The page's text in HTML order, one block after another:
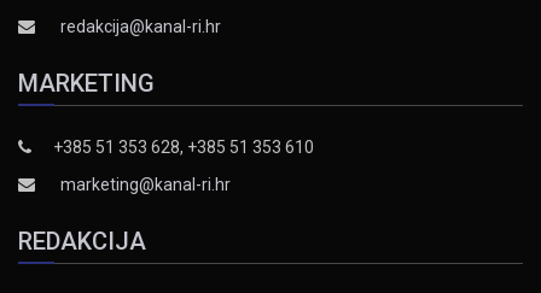
redakcija@kanal-ri.hr
MARKETING
+385 51 353 628, +385 51 353 610
marketing@kanal-ri.hr
REDAKCIJA